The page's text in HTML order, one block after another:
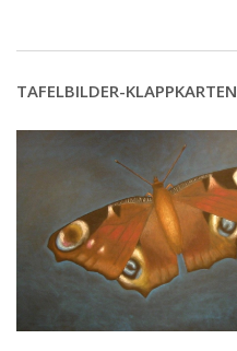
TAFELBILDER-KLAPPKARTEN